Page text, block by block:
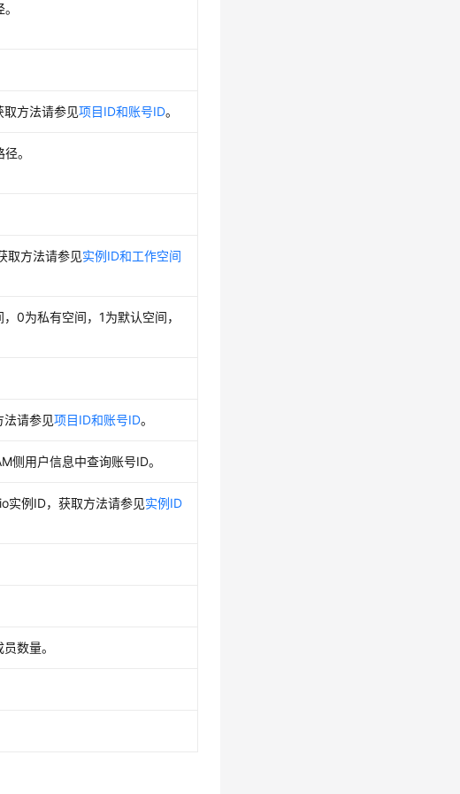
取方法请参见项目ID和账号ID。
。
取方法请参见实例ID和工作空间
0为私有空间，1为默认空间，
法请参见项目ID和账号ID。
侧用户信息中查询账号ID。
实例ID，获取方法请参见实例ID
数量。